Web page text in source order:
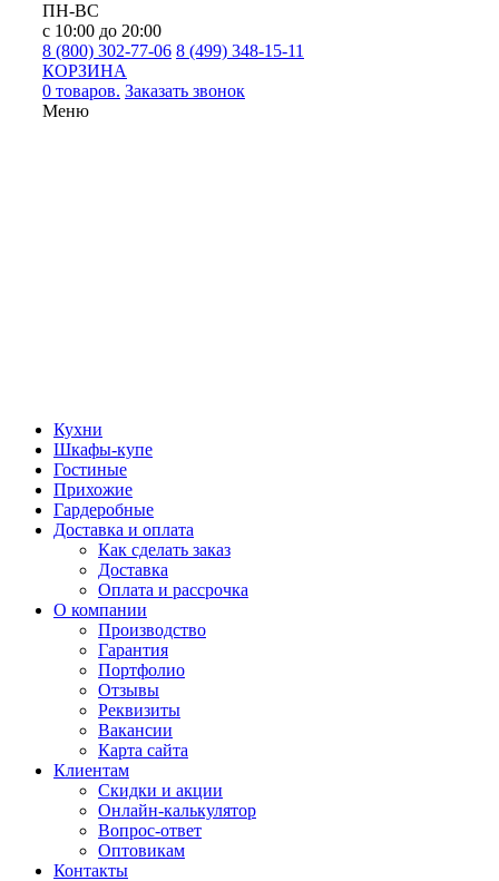
ПН-ВС
с 10:00 до 20:00
8 (800) 302-77-06 8 (499) 348-15-11
КОРЗИНА
0 товаров. Заказать звонок
Меню
Кухни
Шкафы-купе
Гостиные
Прихожие
Гардеробные
Доставка и оплата
Как сделать заказ
Доставка
Оплата и рассрочка
О компании
Производство
Гарантия
Портфолио
Отзывы
Реквизиты
Вакансии
Карта сайта
Клиентам
Скидки и акции
Онлайн-калькулятор
Вопрос-ответ
Оптовикам
Контакты